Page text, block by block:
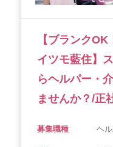
【ブランク
イツモ藍住】
らヘルパー・
ませんか？/正
募集職種 ヘ